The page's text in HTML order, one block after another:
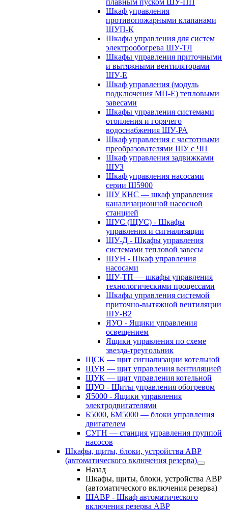
плавным пуском ШУ-ПП
Шкаф управления
противопожарными клапанами
ШУП-К
Шкафы управления для систем
электрообогрева ШУ-ТЛ
Шкафы управления приточными
и вытяжными вентиляторами
ШУ-Е
Шкаф управления (модуль
подключения МП-Е) тепловыми
завесами
Шкафы управления системами
отопления и горячего
водоснабжения ШУ-РА
Шкаф управления с частотными
преобразователями ШУ с ЧП
Шкаф управления задвижками
ШУЗ
Шкаф управления насосами
серии Ш5900
ШУ КНС — шкаф управления
канализационной насосной
станцией
ШУС (ЩУС) - Шкафы
управления и сигнализации
ШУ-Д - Шкафы управления
системами тепловой завесы
ШУН - Шкаф управления
насосами
ШУ-ТП — шкафы управления
технологическими процессами
Шкафы управления системой
приточно-вытяжной вентиляции
ШУ-В2
ЯУО - Ящики управления
освещением
Ящики управления по схеме
звезда-треугольник
ЩСК — щит сигнализации котельной
ЩУВ — щит управления вентиляцией
ЩУК — щит управления котельной
ЩУО - Щиты управления обогревом
Я5000 - Ящики управления
электродвигателями
Б5000, БМ5000 — блоки управления
двигателем
СУГН — станция управления группой
насосов
Шкафы, щиты, блоки, устройства АВР
(автоматического включения резерва)
Назад
Шкафы, щиты, блоки, устройства АВР
(автоматического включения резерва)
ШАВР - Шкаф автоматического
включения резерва АВР